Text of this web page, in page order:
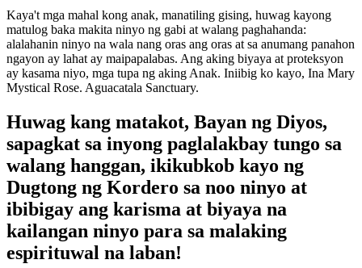
Kaya't mga mahal kong anak, manatiling gising, huwag kayong
matulog baka makita ninyo ng gabi at walang paghahanda:
alalahanin ninyo na wala nang oras ang oras at sa anumang panahon
ngayon ay lahat ay maipapalabas. Ang aking biyaya at proteksyon
ay kasama niyo, mga tupa ng aking Anak. Iniibig ko kayo, Ina Mary
Mystical Rose. Aguacatala Sanctuary.
Huwag kang matakot, Bayan ng Diyos,
sapagkat sa inyong paglalakbay tungo sa
walang hanggan, ikikubkob kayo ng
Dugtong ng Kordero sa noo ninyo at
ibibigay ang karisma at biyaya na
kailangan ninyo para sa malaking
espirituwal na laban!